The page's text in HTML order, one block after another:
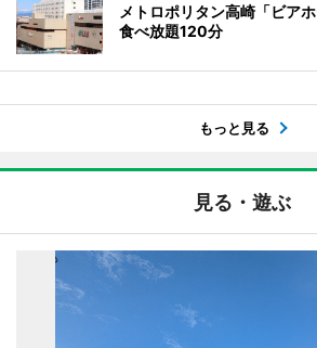
メトロポリタン高崎「ビア
食べ放題120分
もっと見る
見る・遊ぶ